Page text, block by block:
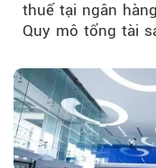
thuế tại ngân
Quy mô tổng tài